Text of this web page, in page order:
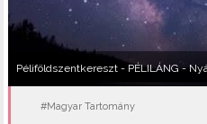
Péliföldszentkereszt - PÉLILÁNG -
#Magyar Tartomány